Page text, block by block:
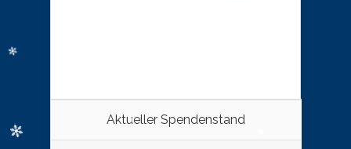
Aktueller Spendenstand